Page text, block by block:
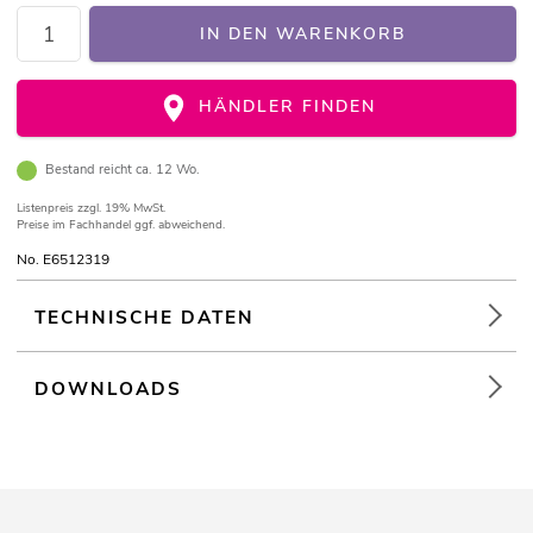
IN DEN WARENKORB
HÄNDLER FINDEN
Bestand reicht ca. 12 Wo.
Listenpreis zzgl. 19% MwSt.
Preise im Fachhandel ggf. abweichend.
No. E6512319
TECHNISCHE DATEN
DOWNLOADS